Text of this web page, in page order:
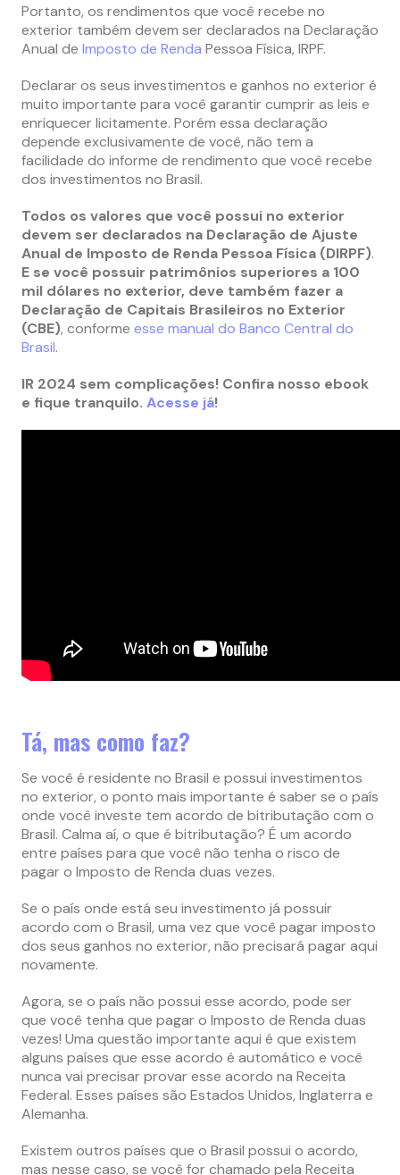
Portanto, os rendimentos que você recebe no
exterior também devem ser declarados na Declaração
Anual de Imposto de Renda Pessoa Física, IRPF.
Declarar os seus investimentos e ganhos no exterior é
muito importante para você garantir cumprir as leis e
enriquecer licitamente. Porém essa declaração
depende exclusivamente de você, não tem a
facilidade do informe de rendimento que você recebe
dos investimentos no Brasil.
Todos os valores que você possui no exterior
devem ser declarados na Declaração de Ajuste
Anual de Imposto de Renda Pessoa Física (DIRPF).
E se você possuir patrimônios superiores a 100
mil dólares no exterior, deve também fazer a
Declaração de Capitais Brasileiros no Exterior
(CBE), conforme esse manual do Banco Central do
Brasil.
IR 2024 sem complicações! Confira nosso ebook
e fique tranquilo. Acesse já!
Tá, mas como faz?
Se você é residente no Brasil e possui investimentos
no exterior, o ponto mais importante é saber se o país
onde você investe tem acordo de bitributação com o
Brasil. Calma aí, o que é bitributação? É um acordo
entre países para que você não tenha o risco de
pagar o Imposto de Renda duas vezes.
Se o país onde está seu investimento já possuir
acordo com o Brasil, uma vez que você pagar imposto
dos seus ganhos no exterior, não precisará pagar aqui
novamente.
Agora, se o país não possui esse acordo, pode ser
que você tenha que pagar o Imposto de Renda duas
vezes! Uma questão importante aqui é que existem
alguns países que esse acordo é automático e você
nunca vai precisar provar esse acordo na Receita
Federal. Esses países são Estados Unidos, Inglaterra e
Alemanha.
Existem outros países que o Brasil possui o acordo,
mas nesse caso, se você for chamado pela Receita